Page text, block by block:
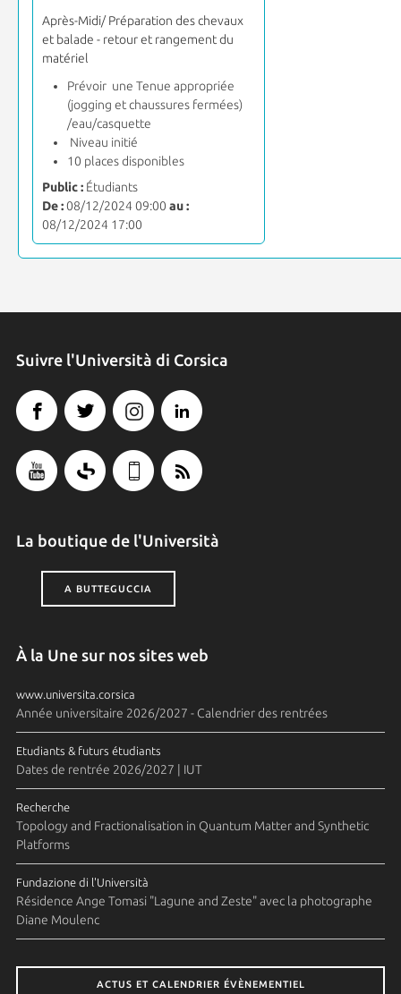
Après-Midi/ Préparation des chevaux
et balade - retour et rangement du
matériel
Prévoir une Tenue appropriée
(jogging et chaussures fermées)
/eau/casquette
Niveau initié
10 places disponibles
Public :Étudiants
De :08/12/2024 09:00 au :
08/12/2024 17:00
Suivre l'Università di Corsica
La boutique de l'Università
A BUTTEGUCCIA
À la Une sur nos sites web
www.universita.corsica
Année universitaire 2026/2027 - Calendrier des rentrées
Etudiants & futurs étudiants
Dates de rentrée 2026/2027 | IUT
Recherche
Topology and Fractionalisation in Quantum Matter and Synthetic
Platforms
Fundazione di l'Università
Résidence Ange Tomasi "Lagune and Zeste" avec la photographe
Diane Moulenc
ACTUS ET CALENDRIER ÉVÈNEMENTIEL